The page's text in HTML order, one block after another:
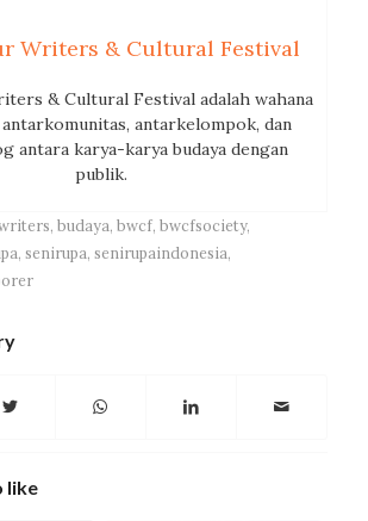
Writers & Cultural Festival
& Cultural Festival adalah wahana
antarkelompok, dan
antara karya-karya budaya dengan
publik.
, budaya, bwcf, bwcfsociety,
, senirupa, senirupaindonesia,
like